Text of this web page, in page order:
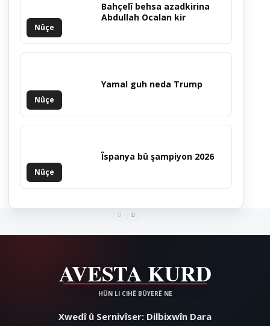
Nûçe
Bahçelî behsa azadkirina
Abdullah Ocalan kir
Nûçe
Yamal guh neda Trump
Nûçe
Îspanya bû şampiyon 2026
Xwedî û Sernivîser: Dilbixwîn Dara